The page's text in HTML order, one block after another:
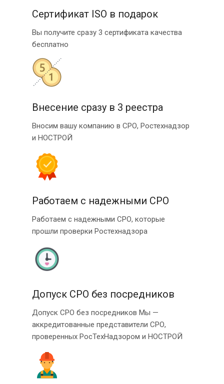
Сертификат ISO в подарок
Вы получите сразу 3 сертификата качества
бесплатно
Внесение сразу в 3 реестра
Вносим вашу компанию в СРО, Ростехнадзор
и НОСТРОЙ
Работаем с надежными СРО
Работаем с надежными СРО, которые
прошли проверки Ростехнадзора
Допуск СРО без посредников
Допуск СРО без посредников Мы —
аккредитованные представители СРО,
проверенных РосТехНадзором и НОСТРОЙ